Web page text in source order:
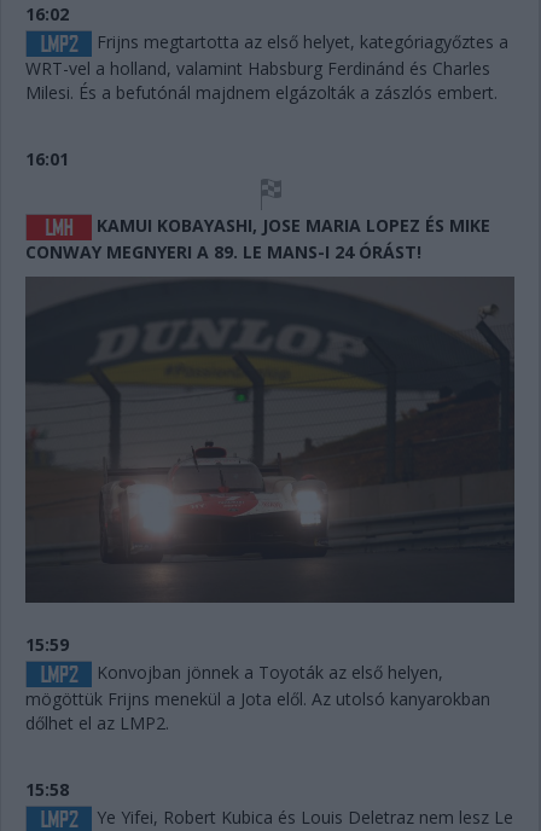
16:02
Frijns megtartotta az első helyet, kategóriagyőztes a
WRT-vel a holland, valamint Habsburg Ferdinánd és Charles
Milesi. És a befutónál majdnem elgázolták a zászlós embert.
16:01
KAMUI KOBAYASHI, JOSE MARIA LOPEZ ÉS MIKE
CONWAY MEGNYERI A 89. LE MANS-I 24 ÓRÁST!
15:59
Konvojban jönnek a Toyoták az első helyen,
mögöttük Frijns menekül a Jota elől. Az utolsó kanyarokban
dőlhet el az LMP2.
15:58
Ye Yifei, Robert Kubica és Louis Deletraz nem lesz Le